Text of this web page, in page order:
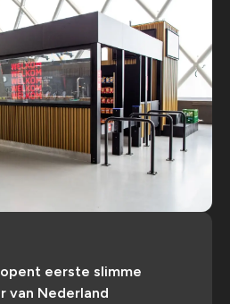
eerste slimme
van Nederland